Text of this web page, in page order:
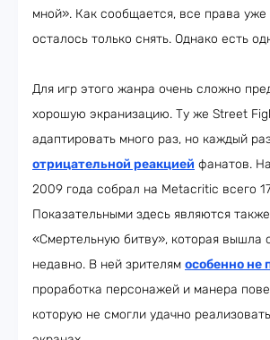
мной». Как сообщается, все права
осталось только снять. Однако есть
Для игр этого жанра очень сложно
хорошую экранизацию. Ту же Street
адаптировать много раз, но каждый
отрицательной реакцией фанатов.
2009 года собрал на Metacritic всего
Показательными здесь являются
«Смертельную битву», которая вышла
недавно. В ней зрителям особенно не
проработка персонажей и манера
которую не смогли удачно